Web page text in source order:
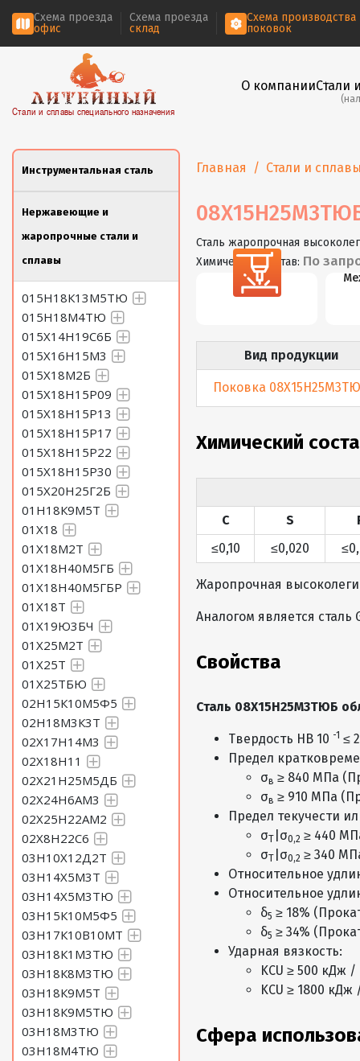
Схема проезда
офис
Схема проезда
склад
Схема производства
поковок
Стали и сплавы специального назначения
О компанииСтали
Инструментальная сталь
Нержавеющие и
жаропрочные стали и
сплавы
015Н18К13М5ТЮ
015Н18М4ТЮ
015Х14Н19С6Б
015Х16Н15М3
015Х18М2Б
015Х18Н15Р09
015Х18Н15Р13
015Х18Н15Р17
015Х18Н15Р22
015Х18Н15Р30
015Х20Н25Г2Б
01Н18К9М5Т
01Х18
01Х18М2Т
01Х18Н40М5ГБ
01Х18Н40М5ГБР
01Х18Т
01Х19Ю3БЧ
01Х25М2Т
01Х25Т
01Х25ТБЮ
02Н15К10М5Ф5
02Н18М3К3Т
02Х17Н14М3
02Х18Н11
02Х21Н25М5ДБ
02Х24Н6АМ3
02Х25Н22АМ2
02Х8Н22С6
03Н10Х12Д2Т
03Н14Х5М3Т
03Н14Х5М3ТЮ
03Н15К10М5Ф5
03Н17К10В10МТ
03Н18К1М3ТЮ
03Н18К8М3ТЮ
03Н18К9М5Т
03Н18К9М5ТЮ
03Н18М3ТЮ
03Н18М4ТЮ
Главная Стали и
Сталь жаропрочная
Химический состав: По
Резка
Вид продукции
Поковка
Химический
C S
≤0,10
≤0,020
Жаропрочная
Аналогом является сталь
Свойства
Сталь 08Х15Н25М3ТЮБ
Твердость HB 10 -1 ≤
Предел
σв ≥ 840 МПа
σв ≥ 910 МПа
Предел текучести
σТ |σ0,2 ≥ 440
σТ |σ0,2 ≥ 340
Относительное
Относительное
δ5 ≥ 18%
δ5 ≥ 34%
Ударная вязкость:
KCU ≥ 500 кДж /
KCU ≥ 1800 кДж
Сфера